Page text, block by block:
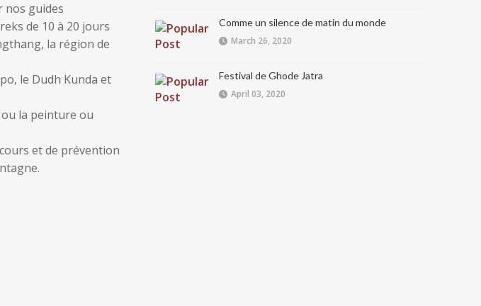
nos guides
de 10 à 20 jours
la région de
le Dudh Kunda et
la peinture ou
et de prévention
Comme un silence de matin du monde
March 26, 2020
Festival de Ghode Jatra
April 03, 2020